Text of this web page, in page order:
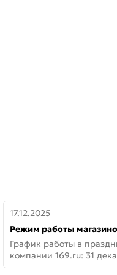
17.12.2025
Режим работы
праздничные дни с 31
11 января
График работы в
компании 169.ru: 31
Заказы, самовывоз и